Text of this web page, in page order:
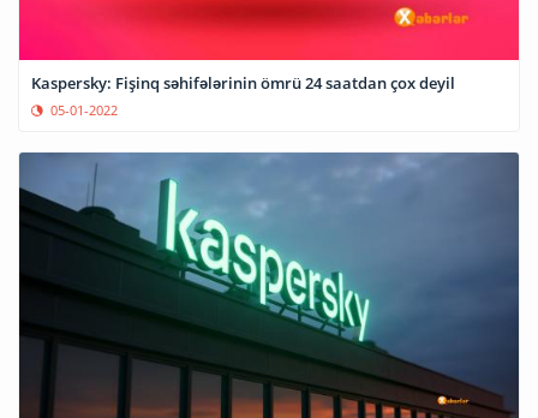
Kaspersky: Fişinq səhifələrinin ömrü 24 saatdan çox deyil
05-01-2022